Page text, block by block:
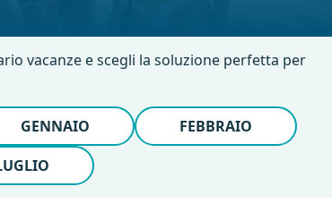
vacanze e scegli la soluzione perfetta per
GENNAIO
FEBBRAIO